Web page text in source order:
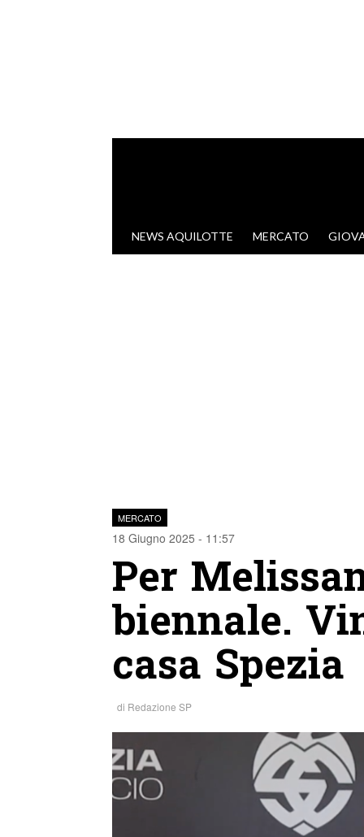
VAI AL CONTENUTO
NEWS AQUILOTTE MERCATO
MERCATO
18 Giugno 2025 - 11:57
Per
biennale.
casa Spezia
di Redazione SP